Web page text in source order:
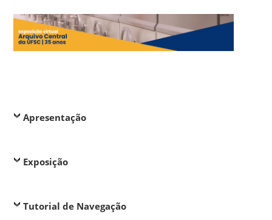
Apresentação
Exposição
Tutorial de Navegação